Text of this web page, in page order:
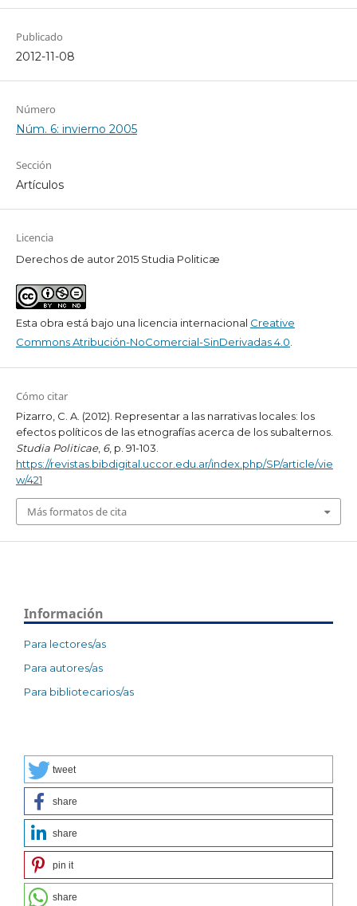
Publicado
2012-11-08
Número
Núm. 6: invierno 2005
Sección
Artículos
Licencia
Derechos de autor 2015 Studia Politicæ
Esta obra está bajo una licencia internacional Creative
Commons Atribución-NoComercial-SinDerivadas 4.0
Cómo citar
Pizarro, C. A. (2012). Representar a las narrativas locales: los
efectos políticos de las etnografías acerca de los subalternos.
Studia Politicae, 6, p. 91-103.
https://revistas.bibdigital.uccor.edu.ar/index.php/SP/article/vie
w/421
Más formatos de cita
Información
Para lectores/as
Para autores/as
Para bibliotecarios/as
tweet
share
share
pin it
share